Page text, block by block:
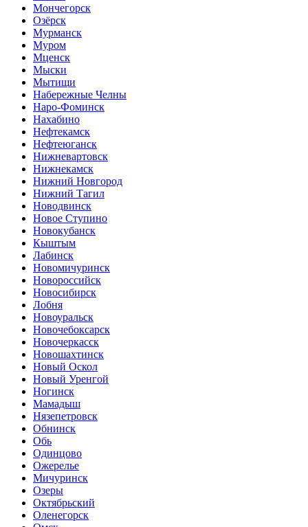
Мончегорск
Озёрск
Мурманск
Муром
Мценск
Мыски
Мытищи
Набережные Челны
Наро-Фоминск
Нахабино
Нефтекамск
Нефтеюганск
Нижневартовск
Нижнекамск
Нижний Новгород
Нижний Тагил
Новодвинск
Новое Ступино
Новокубанск
Кыштым
Лабинск
Новомичуринск
Новороссийск
Новосибирск
Лобня
Новоуральск
Новочебоксарск
Новочеркасск
Новошахтинск
Новый Оскол
Новый Уренгой
Ногинск
Мамадыш
Нязепетровск
Обнинск
Обь
Одинцово
Ожерелье
Мичуринск
Озеры
Октябрьский
Оленегорск